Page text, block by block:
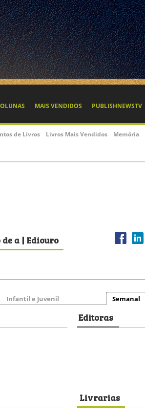
MAIS VENDIDOS PUBLISHNEWSTV
de Livros Livros Mais Vendidos Memória
a | Ediouro
Infantil e Juvenil Semanal
Editoras
Livrarias